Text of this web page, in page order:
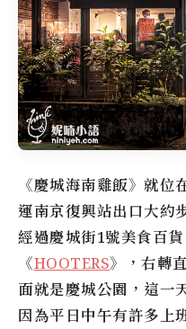
《慶城海南雞飯》就位
運南京復興站出口大約
經過慶城街1號美食百
《HOOTERS》，右轉
面就是慶城公園，這一
因為平日中午有許多上